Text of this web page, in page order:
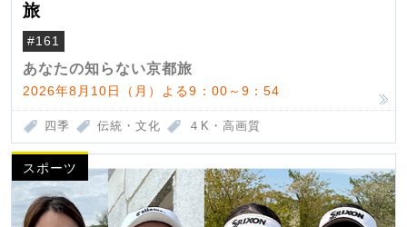
旅
#161
あなたの知らない京都旅
2026年8月10日（月）よる9：00～9：54
四季 伝統・文化 ４K・高画質
スポーツ